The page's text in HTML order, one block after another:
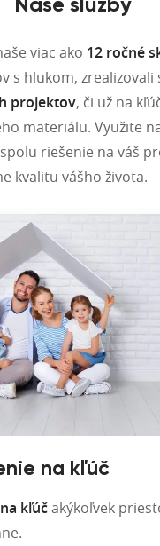
Naše služby
viac ako 12 ročné
s hlukom, zrealizovali
projektov, či už na
materiálu. Využite
riešenie na váš
kvalitu vášho života.
na kľúč
kľúčakýkoľvek